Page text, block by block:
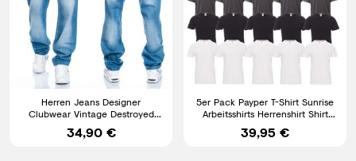
Herren Jeans Designer
Clubwear Vintage Destroyed
Taschen W29-W44 RC-2009
34,90 €
5er Pack Payper T-Shirt Sunrise
Arbeitsshirts Herrenshirt Shirt
Herren T-Shirts
39,95 €